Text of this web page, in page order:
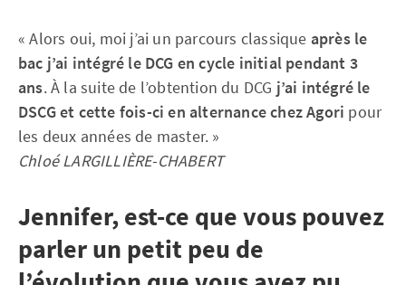
« Alors oui, moi j’ai un parcours classique après le
bac j’ai intégré le DCG en cycle initial pendant 3
ans. À la suite de l’obtention du DCG j’ai intégré le
DSCG et cette fois-ci en alternance chez Agori pour
les deux années de master. »
Chloé LARGILLIÈRE-CHABERT
Jennifer, est-ce que vous pouvez
parler un petit peu de